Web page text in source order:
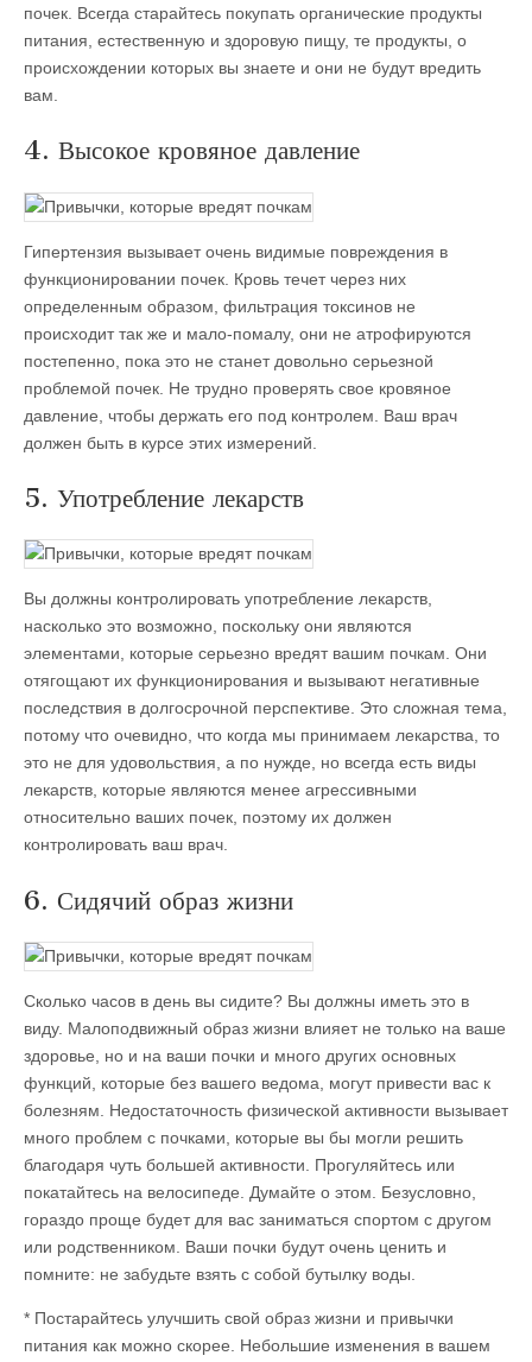
почек. Всегда старайтесь покупать органические продукты
питания, естественную и здоровую пищу, те продукты, о
происхождении которых вы знаете и они не будут вредить
вам.
4. Высокое кровяное давление
Гипертензия вызывает очень видимые повреждения в
функционировании почек. Кровь течет через них
определенным образом, фильтрация токсинов не
происходит так же и мало-помалу, они не атрофируются
постепенно, пока это не станет довольно серьезной
проблемой почек. Не трудно проверять свое кровяное
давление, чтобы держать его под контролем. Ваш врач
должен быть в курсе этих измерений.
5. Употребление лекарств
Вы должны контролировать употребление лекарств,
насколько это возможно, поскольку они являются
элементами, которые серьезно вредят вашим почкам. Они
отягощают их функционирования и вызывают негативные
последствия в долгосрочной перспективе. Это сложная тема,
потому что очевидно, что когда мы принимаем лекарства, то
это не для удовольствия, а по нужде, но всегда есть виды
лекарств, которые являются менее агрессивными
относительно ваших почек, поэтому их должен
контролировать ваш врач.
6. Сидячий образ жизни
Сколько часов в день вы сидите? Вы должны иметь это в
виду. Малоподвижный образ жизни влияет не только на ваше
здоровье, но и на ваши почки и много других основных
функций, которые без вашего ведома, могут привести вас к
болезням. Недостаточность физической активности вызывает
много проблем с почками, которые вы бы могли решить
благодаря чуть большей активности. Прогуляйтесь или
покатайтесь на велосипеде. Думайте о этом. Безусловно,
гораздо проще будет для вас заниматься спортом с другом
или родственником. Ваши почки будут очень ценить и
помните: не забудьте взять с собой бутылку воды.
* Постарайтесь улучшить свой образ жизни и привычки
питания как можно скорее. Небольшие изменения в вашем